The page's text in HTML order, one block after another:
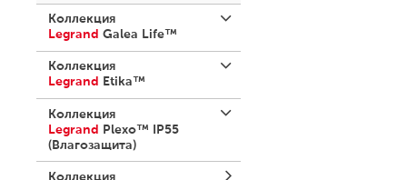
Коллекция
Legrand Galea Life™
Механизмы Galea Life™
Механизмы
выключателей.
выключателей.
Механизмы диммера и
привода жалюзи.
Механизмы розеток 220
V~ и вывода кабеля.
Коллекция
Legrand
Etika™
Etika™ – Белый цвет
Etika™ – Бежевый цвет
Etika™ – цвет алюминий
Etika™ – Черный цвет
Коллекция
Legrand
Plexo™ IP55
(Влагозащита)
Механизмы Plexo
Коллекция